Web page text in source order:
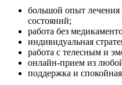
большой опыт
состояний;
работа без
индивидуальная
работа с телесным и
онлайн-прием из
поддержка и